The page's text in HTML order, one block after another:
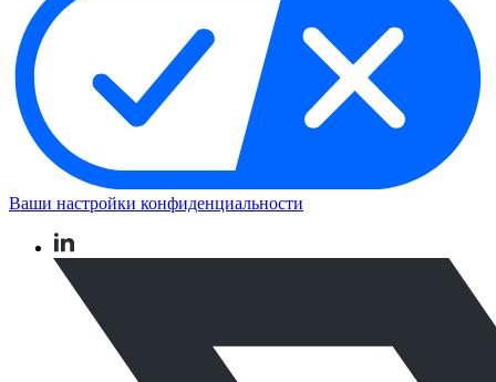
Ваши настройки конфиденциальности